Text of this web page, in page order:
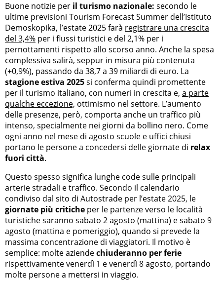
Buone notizie per il turismo nazionale: secondo le
ultime previsioni Tourism Forecast Summer dell’Istituto
Demoskopika, l’estate 2025 farà registrare una crescita
del 3,4% per i flussi turistici e del 2,1% per i
pernottamenti rispetto allo scorso anno. Anche la spesa
complessiva salirà, seppur in misura più contenuta
(+0,9%), passando da 38,7 a 39 miliardi di euro. La
stagione estiva 2025si conferma quindi promettente
per il turismo italiano, con numeri in crescita e, a parte
qualche eccezione, ottimismo nel settore. L’aumento
delle presenze, però, comporta anche un traffico più
intenso, specialmente nei giorni da bollino nero. Come
ogni anno nel mese di agosto scuole e uffici chiusi
portano le persone a concedersi delle giornate di relax
fuori città.
Questo spesso significa lunghe code sulle principali
arterie stradali e traffico. Secondo il calendario
condiviso dal sito di Autostrade per l’estate 2025, le
giornate più critiche per le partenze verso le località
turistiche saranno sabato 2 agosto (mattina) e sabato 9
agosto (mattina e pomeriggio), quando si prevede la
massima concentrazione di viaggiatori. Il motivo è
semplice: molte aziendechiuderanno per ferie
rispettivamente venerdì 1 e venerdì 8 agosto, portando
molte persone a mettersi in viaggio.